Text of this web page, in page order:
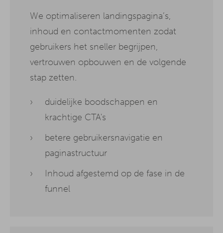
We optimaliseren landingspagina’s,
inhoud en contactmomenten zodat
gebruikers het sneller begrijpen,
vertrouwen opbouwen en de volgende
stap zetten.
duidelijke boodschappen en
krachtige CTA's
betere gebruikersnavigatie en
paginastructuur
Inhoud afgestemd op de fase in de
funnel